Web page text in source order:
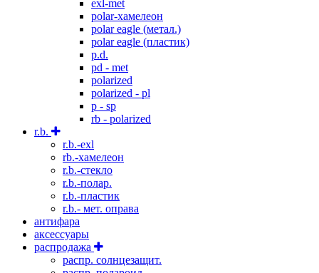
exl-met
polar-хамелеон
polar eagle (метал.)
polar eagle (пластик)
p.d.
pd - met
polarized
polarized - pl
p - sp
rb - polarized
r.b.
r.b.-exl
rb.-хамелеон
r.b.-стекло
r.b.-полар.
r.b.-пластик
r.b.- мет. оправа
антифара
аксессуары
распродажа
распр. солнцезащит.